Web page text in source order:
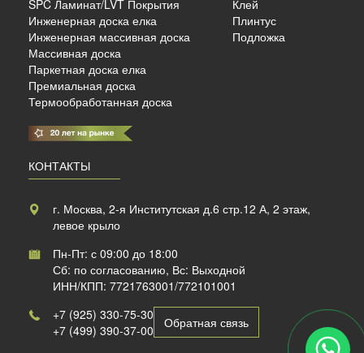
м²SPC Ламинат/LVT Покрытия
Инженерная доска елка
Инженерная массивная доска
Массивная доска
Паркетная доска елка
Премиальная доска
Термообработанная доска
Клей
Плинтус
Подложка
КОНТАКТЫ
г. Москва, 2-я Институтская д.6 стр.12 А, 2 этаж,
левое крыло
Пн-Пт: с 09:00 до 18:00
Сб: по согласованию, Вс: Выходной
ИНН/КПП: 7721763001/772101001
+7 (925) 330-75-30
+7 (499) 390-37-00
Обратная связь